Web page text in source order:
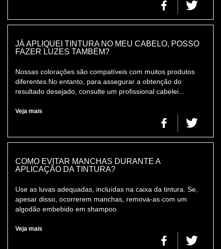
JÁ APLIQUEI TINTURA NO MEU CABELO, POSSO
FAZER LUZES TAMBÉM?
Nossas colorações são compatíveis com muitos produtos
diferentes.No entanto, para assegurar a obtenção do
resultado desejado, consulte um profissional cabelei...
Veja mais
COMO EVITAR MANCHAS DURANTE A
APLICAÇÃO DA TINTURA?
Use as luvas adequadas, incluídas na caixa da tintura. Se,
apesar disso, ocorrerem manchas, remova-as com um
algodão embebido em shampoo.
Veja mais